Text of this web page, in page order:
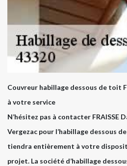
Couvreur habillage dessous de toit
à votre service
N’hésitez pas à contacter FRAISSE
Vergezac pour l’habillage dessous
tiendra entièrement à votre
projet. La société d’habillage